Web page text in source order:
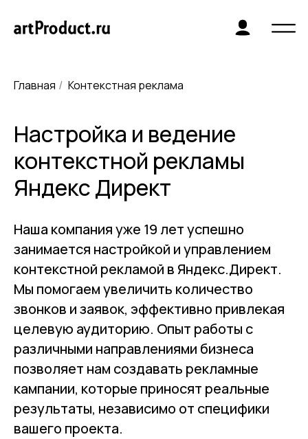
Главная / Контекстная реклама
Настройка и ведение
контекстной рекламы
Яндекс Директ
Наша компания уже 19 лет успешно
занимается настройкой и управлением
контекстной рекламой в Яндекс.Директ.
Мы помогаем увеличить количество
звонков и заявок, эффективно привлекая
целевую аудиторию. Опыт работы с
различными направлениями бизнеса
позволяет нам создавать рекламные
кампании, которые приносят реальные
результаты, независимо от специфики
вашего проекта.